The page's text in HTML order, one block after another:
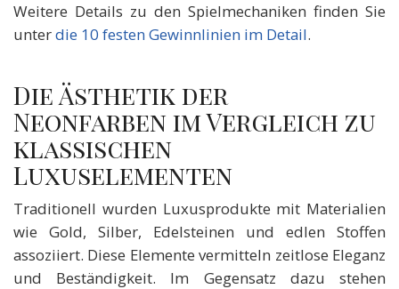
Weitere Details zu den Spielmechaniken finden Sie
unterdie 10 festen Gewinnlinien im Detail.
Die Ästhetik der
Neonfarben im Vergleich zu
klassischen
Luxuselementen
Traditionell wurden Luxusprodukte mit Materialien
wie Gold, Silber, Edelsteinen und edlen Stoffen
assoziiert. Diese Elemente vermitteln zeitlose Eleganz
und Beständigkeit. Im Gegensatz dazu stehen